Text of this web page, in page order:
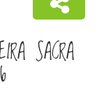
SACRA